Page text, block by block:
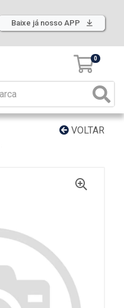
Baixe já nosso APP
0
VOLTAR